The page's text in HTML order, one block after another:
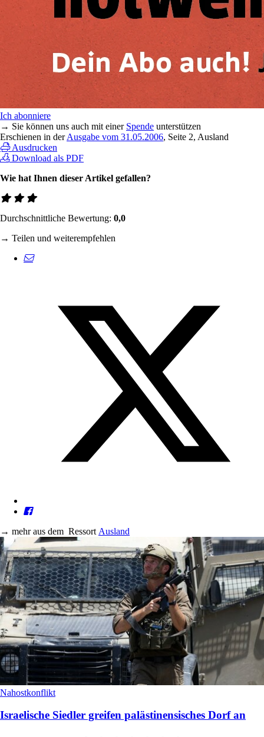
Ich abonniere
→ Sie können uns auch mit einer Spende unterstützen
Erschienen in derAusgabe vom 31.05.2006, Seite 2, Ausland
Ausdrucken
Download als PDF
Wie hat Ihnen dieser Artikel gefallen?
Durchschnittliche Bewertung: 0,0
→ Teilen und weiterempfehlen
→ mehr aus dem Ressort Ausland
Nahostkonflikt
Israelische Siedler greifen palästinensisches Dorf an